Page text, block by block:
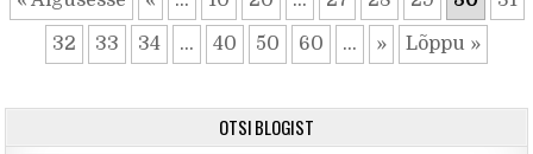
32 33 34 ... 40 50 60 ... » Lõppu »
OTSI BLOGIST